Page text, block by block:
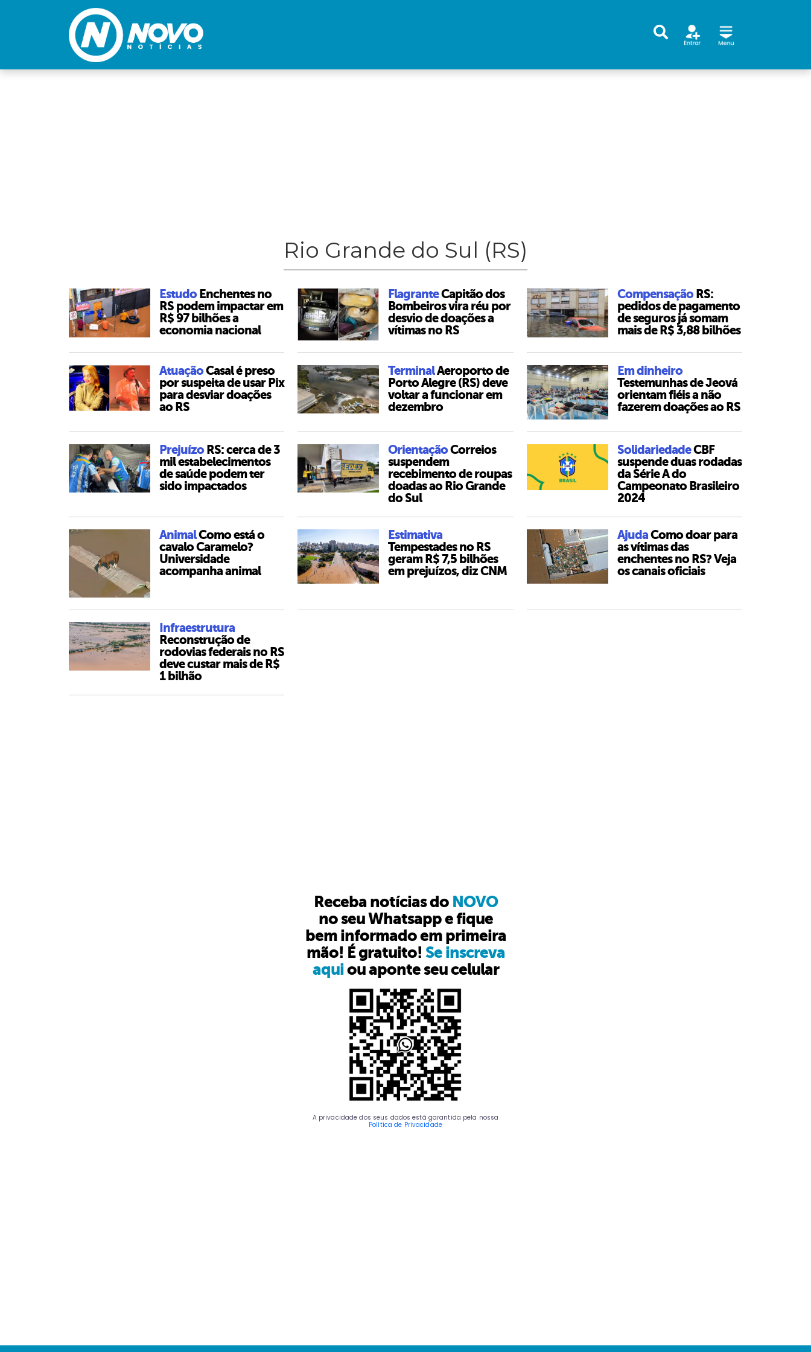
Rio Grande do Sul (RS)
Estudo Enchentes no
RS podem impactar em
R$ 97 bilhões a
economia nacional
FlagranteCapitão dos
Bombeiros vira réu por
desvio de doações a
vítimas no RS
Compensação RS:
pedidos de pagamento
de seguros já somam
mais de R$ 3,88 bilhões
AtuaçãoCasal é preso
por suspeita de usar Pix
para desviar doações
ao RS
TerminalAeroporto de
Porto Alegre (RS) deve
voltar a funcionar em
dezembro
Em dinheiro
Testemunhas de Jeová
orientam fiéis a não
fazerem doações ao RS
Prejuízo RS: cerca de 3
mil estabelecimentos
de saúde podem ter
sido impactados
OrientaçãoCorreios
suspendem
recebimento de roupas
doadas ao Rio Grande
do Sul
SolidariedadeCBF
suspende duas rodadas
da Série A do
Campeonato Brasileiro
2024
AnimalComo está o
cavalo Caramelo?
Universidade
acompanha animal
Estimativa
Tempestades no RS
geram R$ 7,5 bilhões
em prejuízos, diz CNM
AjudaComo doar para
as vítimas das
enchentes no RS? Veja
os canais oficiais
Infraestrutura
Reconstrução de
rodovias federais no RS
deve custar mais de R$
1 bilhão
Receba notícias do NOVO
no seu Whatsapp e fique
bem informado em primeira
mão! É gratuito! Se inscreva
aquiou aponte seu celular
A privacidade dos seus dados está garantida pela nossa
Política de Privacidade